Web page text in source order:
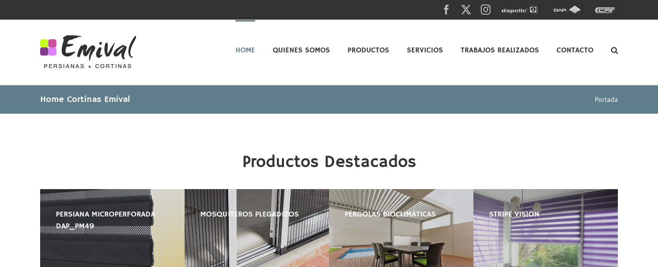
FacebookInstagram
Dapelle
Grupo
Dap
Caf
HOME QUIENES SOMOS PRODUCTOS SERVICIOS TRABAJOS REALIZADOS CONTACTO
Home Cortinas Emival Portada
Productos Destacados
PERSIANA MICROPERFORADA
DAP_PM49
MOSQUITEROS PLEGADIZOS PÉRGOLAS BIOCLIMÁTICAS STRIPE VISION